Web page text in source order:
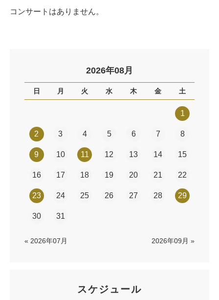
コンサートはありません。
2026年08月
日 月 火 水 木 金 土
1
2 3 4 5 6 7 8
9 10 11 12 13 14 15
16 17 18 19 20 21 22
23 24 25 26 27 28 29
30 31
« 2026年07月 2026年09月 »
スケジュール